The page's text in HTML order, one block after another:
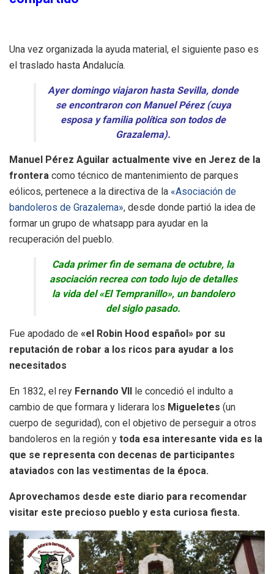
Una vez organizada la ayuda material, el siguiente paso es
el traslado hasta Andalucía.
Ayer domingo viajaron hasta Sevilla, donde
se encontraron con Manuel Pérez (cuya
esposa y familia política son todos de
Grazalema).
Manuel Pérez Aguilar actualmente vive en Jerez de la
frontera como técnico de mantenimiento de parques
eólicos, pertenece a la directiva de la «Asociación de
bandoleros de Grazalema», desde donde partió la idea de
formar un grupo de whatsapp para ayudar en la
recuperación del pueblo.
Cada primer fin de semana de octubre, la
asociación recrea con todo lujo de detalles
la vida del «El Tempranillo», un bandolero
del siglo pasado.
Fue apodado de «el Robin Hood español» por su
reputación de robar a los ricos para ayudar a los
necesitados
En 1832, el rey Fernando VII
le concedió el indulto a
cambio de que formara y liderara los Migueletes (un
cuerpo de seguridad), con el objetivo de perseguir a otros
bandoleros en la región y toda esa interesante vida es la
que se representa con decenas de participantes
ataviados con las vestimentas de la época.
Aprovechamos desde este diario para recomendar
visitar este precioso pueblo y esta curiosa fiesta.